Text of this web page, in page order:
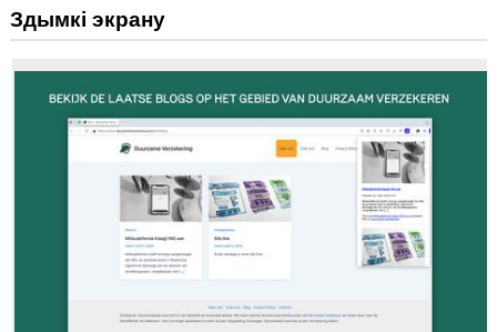
Здымкі экрану